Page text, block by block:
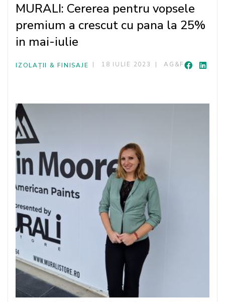
MURALI: Cererea pentru vopsele
premium a crescut cu pana la 25%
in mai-iulie
IZOLAȚII & FINISAJE 18 IULIE 2023 AG&F